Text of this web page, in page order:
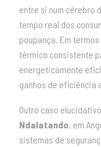
entre si num cérebro
tempo real dos
poupança. Em
térmico consistente
energeticamente
ganhos de eficiência
Outro caso
Ndalatando, em
sistemas de